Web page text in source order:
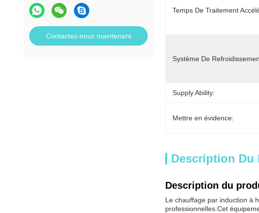
Contactez-nous maintenant
Temps De Traitement
Système De
Supply Ability:
Mettre en évidence:
Description Du
Description du
Le chauffage par induction à
professionnelles.Cet